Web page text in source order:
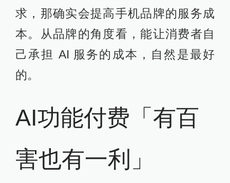
求，那确实会提高手机品牌的服务成
本。从品牌的角度看，能让消费者自
己承担 AI 服务的成本，自然是最好
的。
AI功能付费「有百
害也有一利」